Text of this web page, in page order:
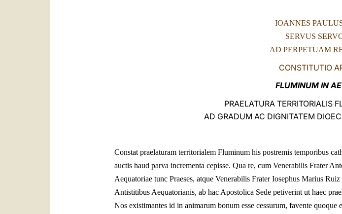
IOANNES
SERVUS
AD PERPETUAM
CONSTITUTIO
FLUMINUM IN
PRAELATURA TERRITORIALIS
AD GRADUM AC DIGNITATEM
Constat praelaturam territorialem Fluminum his postremis temporibus
auctis haud parva incrementa cepisse. Qua re, cum Venerabilis Frater
Aequatoriae tunc Praeses, atque Venerabilis Frater Iosephus Marius
Antistitibus Aequatorianis, ab hac Apostolica Sede petiverint ut haec
Nos existimantes id in animarum bonum esse cessurum, favente